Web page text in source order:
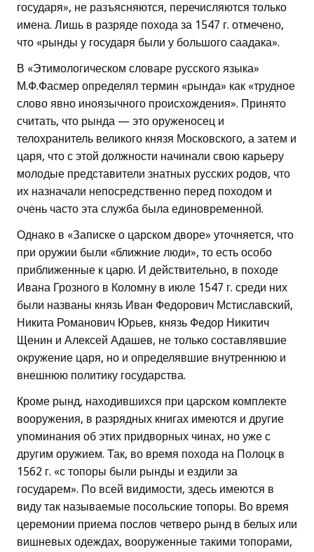
государя», не разъясняются, перечисляются только
имена. Лишь в разряде похода за 1547 г. отмечено,
что «рынды у государя были у большого саадака».
В «Этимологическом словаре русского языка»
М.Ф.Фасмер определял термин «рында» как «трудное
слово явно иноязычного происхождения». Принято
считать, что рында — это оруженосец и
телохранитель великого князя Московского, а затем и
царя, что с этой должности начинали свою карьеру
молодые представители знатных русских родов, что
их назначали непосредственно перед походом и
очень часто эта служба была единовременной.
Однако в «Записке о царском дворе» уточняется, что
при оружии были «ближние люди», то есть особо
приближенные к царю. И действительно, в походе
Ивана Грозного в Коломну в июле 1547 г. среди них
были названы князь Иван Федорович Мстиславский,
Никита Романович Юрьев, князь Федор Никитич
Щенин и Алексей Адашев, не только составлявшие
окружение царя, но и определявшие внутреннюю и
внешнюю политику государства.
Кроме рынд, находившихся при царском комплекте
вооружения, в разрядных книгах имеются и другие
упоминания об этих придворных чинах, но уже с
другим оружием. Так, во время похода на Полоцк в
1562 г. «с топоры были рынды и ездили за
государем». По всей видимости, здесь имеются в
виду так называемые посольские топоры. Во время
церемонии приема послов четверо рынд в белых или
вишневых одеждах, вооруженные такими топорами,